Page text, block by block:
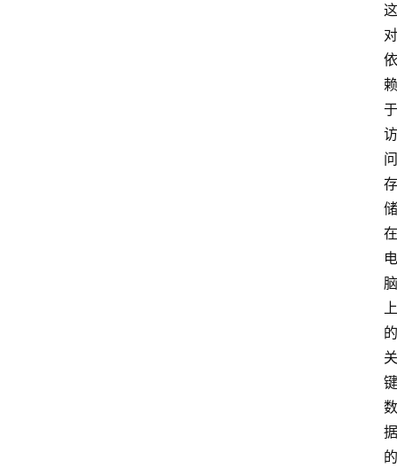
这
对
依
赖
于
访
问
存
储
在
电
脑
上
的
关
键
数
据
的